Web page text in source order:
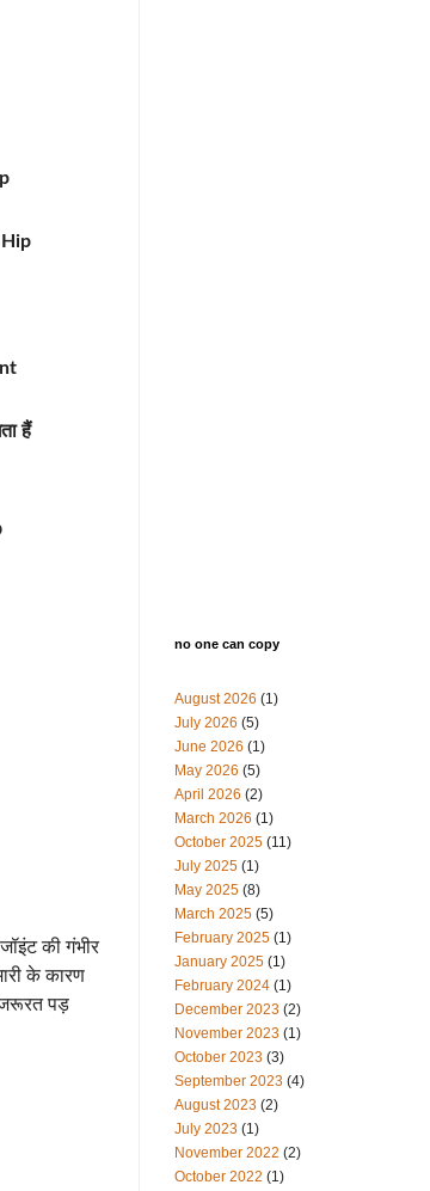
Hip
हैं
की गंभीर
के कारण
पड़
no one can copy
August 2026 (1)
July 2026 (5)
June 2026 (1)
May 2026 (5)
April 2026 (2)
March 2026 (1)
October 2025 (11)
July 2025 (1)
May 2025 (8)
March 2025 (5)
February 2025 (1)
January 2025 (1)
February 2024 (1)
December 2023 (2)
November 2023 (1)
October 2023 (3)
September 2023 (4)
August 2023 (2)
July 2023 (1)
November 2022 (2)
October 2022 (1)